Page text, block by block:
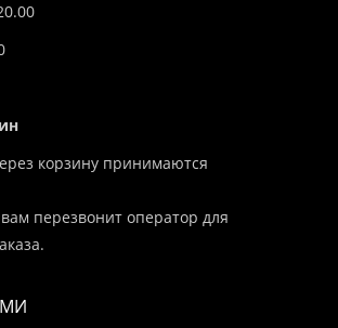
корзину принимаются
перезвонит оператор для